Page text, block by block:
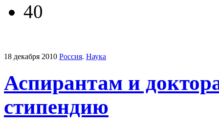
40
18 декабря 2010 Россия. Наука
Аспирантам и
стипендию